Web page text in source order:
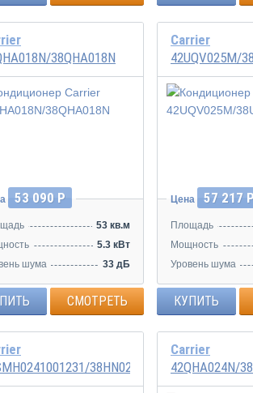
38QHA018N
53 090 Р
53 кв.м
5.3 кВт
шума
33 дБ
СМОТРЕТЬ
Carrier
42UQV025M/
Инвертор
Цена 57 217 Р
Площадь
Мощность
Уровень шума
КУПИТЬ
38HN0241123A
Carrier
42QHA024N/